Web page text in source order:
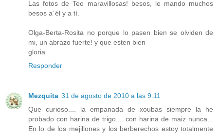
Las fotos de Teo maravillosas! besos, le mando muchos
besos a´él y a tí.
Olga-Berta-Rosita no porque lo pasen bien se olviden de
mi, un abrazo fuerte! y que esten bien
gloria
Responder
Mezquita 31 de agosto de 2010 a las 9:11
Que curioso.... la empanada de xoubas siempre la he
probado con harina de trigo.... con harina de maiz nunca...
En lo de los mejillones y los berberechos estoy totalmente